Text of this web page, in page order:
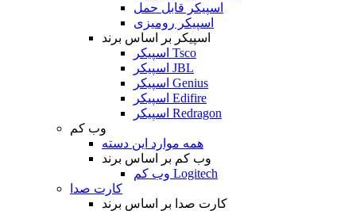
اسپیکر قابل حمل
اسپیکر رومیزی
اسپیکر بر اساس برند
اسپیکر Tsco
اسپیکر JBL
اسپیکر Genius
اسپیکر Edifire
اسپیکر Redragon
وب کم
همه موارد این دسته
وب کم بر اساس برند
وب کم Logitech
کارت صدا
کارت صدا بر اساس برند